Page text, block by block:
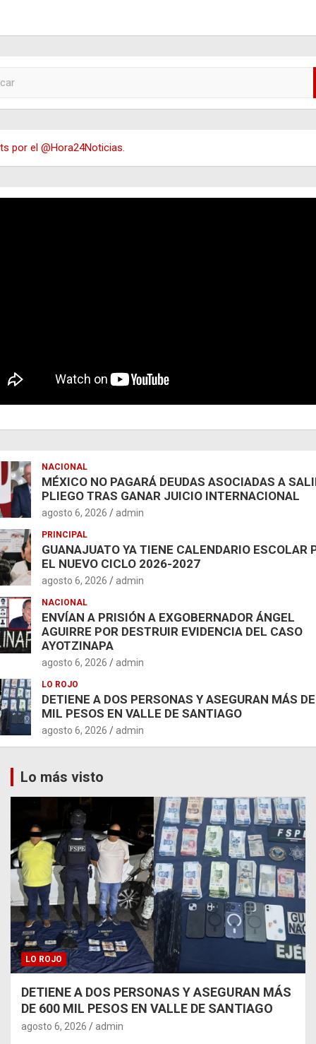
por el @Hora24Noticias.
NACIONAL
MÉXICO NO PAGARÁ DEUDAS ASOCIADAS A
PLIEGO TRAS GANAR JUICIO INTERNACIONAL
agosto 6, 2026 admin
PRINCIPAL
GUANAJUATO YA TIENE CALENDARIO ESCOLAR
EL NUEVO CICLO 2026-2027
agosto 6, 2026 admin
NACIONAL
ENVÍAN A PRISIÓN A EXGOBERNADOR ÁNGEL
AGUIRRE POR DESTRUIR EVIDENCIA DEL CASO
AYOTZINAPA
agosto 6, 2026 admin
LO ROJO
DETIENE A DOS PERSONAS Y ASEGURAN MÁS
MIL PESOS EN VALLE DE SANTIAGO
agosto 6, 2026 admin
Lo más visto
LO ROJO
DETIENE A DOS PERSONAS Y ASEGURAN MÁS
DE 600 MIL PESOS EN VALLE DE SANTIAGO
agosto 6, 2026 admin